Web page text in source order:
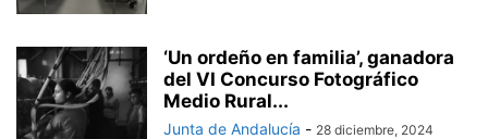
‘Un ordeño en familia’, ganadora
del VI Concurso Fotográfico
Medio Rural...
Junta de Andalucía - 28 diciembre, 2024